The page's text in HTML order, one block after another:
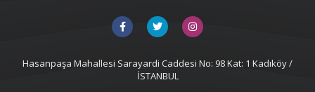
Hasanpaşa Mahallesi Sarayardi Caddesi No: 98 Kat: 1 Kadıköy /
İSTANBUL